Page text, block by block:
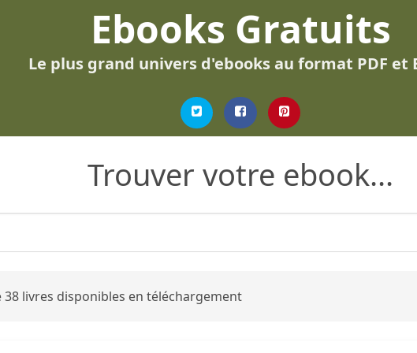
Ebooks Gratuits
Le plus grand univers d'ebooks au format PDF et
Trouver votre ebook...
livres disponibles en téléchargement